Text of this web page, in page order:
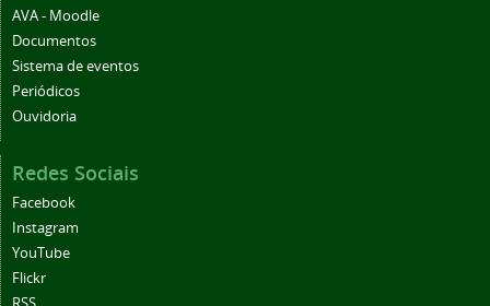
AVA - Moodle
Documentos
Sistema de eventos
Periódicos
Ouvidoria
Redes Sociais
Facebook
Instagram
YouTube
Flickr